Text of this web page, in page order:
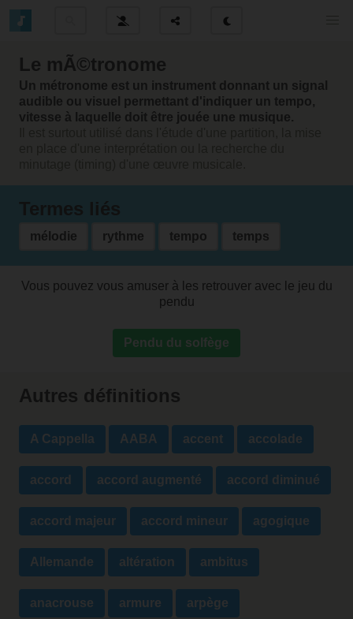
Le mÃ©tronome
Un métronome est un instrument donnant un signal
audible ou visuel permettant d'indiquer un tempo,
vitesse à laquelle doit être jouée une musique.
mélodie rythme tempo temps
Vous pouvez vous amuser à les retrouver avec le jeu du
pendu
Pendu du solfège
Autres définitions
A Cappella AABA accent accolade
accord accord augmenté accord diminué
accord majeur accord mineur agogique
Allemande altération ambitus
anacrouse armure arpège